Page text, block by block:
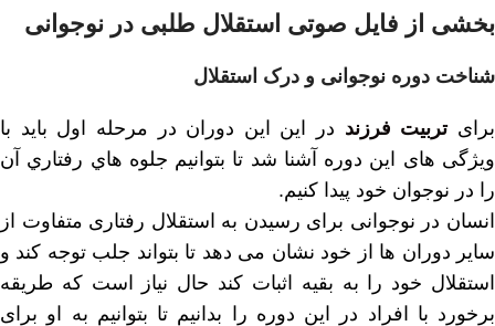
بخشی از فایل صوتی استقلال طلبی در نوجوانی
شناخت دوره نوجوانی و درک استقلال
برای تربیت فرزند در این این دوران در مرحله اول بايد با
ويژگی هاى اين دوره آشنا شد تا بتوانيم جلوه هاي رفتاري آن
را در نوجوان خود پيدا كنيم.
انسان در نوجوانی برای رسیدن به استقلال رفتاری متفاوت از
سایر دوران ها از خود نشان می دهد تا بتواند جلب توجه کند و
استقلال خود را به بقیه اثبات کند حال نیاز است که طریقه
برخورد با افراد در این دوره را بدانیم تا بتوانیم به او برای